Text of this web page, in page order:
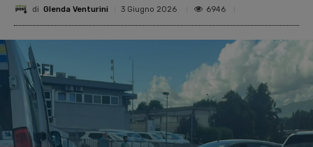
di Glenda Venturini 3 Giugno 2026 6946